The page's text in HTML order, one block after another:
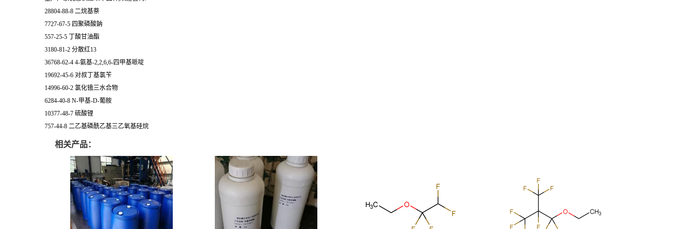
28804-88-8 二烷基萘
7727-67-5 四聚磷酸鈉
557-25-5 丁酸甘油酯
3180-81-2 分散红13
36768-62-4 4-氨基-2,2,6,6-四甲基哌啶
19692-45-6 对叔丁基氯苄
14996-60-2 氯化锇三水合物
6284-40-8 N-甲基-D-葡胺
10377-48-7 硫酸锂
757-44-8 二乙基磷酰乙基三乙氧基硅烷
相关产品：